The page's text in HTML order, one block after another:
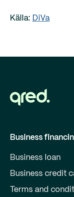
Källa: DiVa
Business
Business loan
Business credit
Terms and